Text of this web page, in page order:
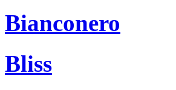
Bianconero
Bliss